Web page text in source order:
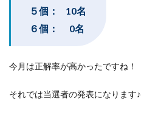
５個： 10名
６個： 0名
今月は正解率が高かったですね！
それでは当選者の発表になります♪